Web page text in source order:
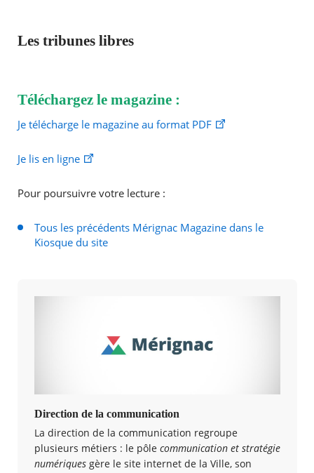
Les tribunes libres
Téléchargez le magazine :
Je télécharge le magazine au format PDF
Je lis en ligne
Pour poursuivre votre lecture :
Tous les précédents Mérignac Magazine dans le
Kiosque du site
Direction de la communication
La direction de la communication regroupe
plusieurs métiers : le pôle communication et stratégie
numériquesgère le site internet de la Ville, son